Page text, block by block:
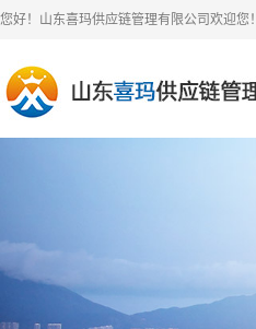
您好！山东喜玛供应链管理有限公司欢迎您！